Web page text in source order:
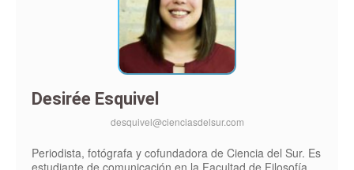
Desirée Esquivel
desquivel@cienciasdelsur.com
Periodista, fotógrafa y cofundadora de Ciencia del Sur. Es
estudiante de comunicación en la Facultad de Filosofía